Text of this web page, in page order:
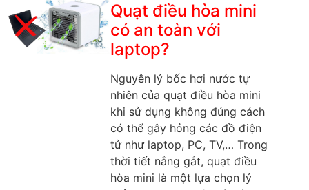
Quạt điều hòa mini
có an toàn với
laptop?
Nguyên lý bốc hơi nước tự
nhiên của quạt điều hòa mini
khi sử dụng không đúng cách
có thể gây hỏng các đồ điện
tử như laptop, PC, TV,… Trong
thời tiết nắng gắt, quạt điều
hòa mini là một lựa chọn lý